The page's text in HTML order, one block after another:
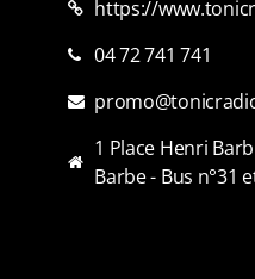
https://
04 72 741 741
1 Place Henri
Barbe - Bus n°31